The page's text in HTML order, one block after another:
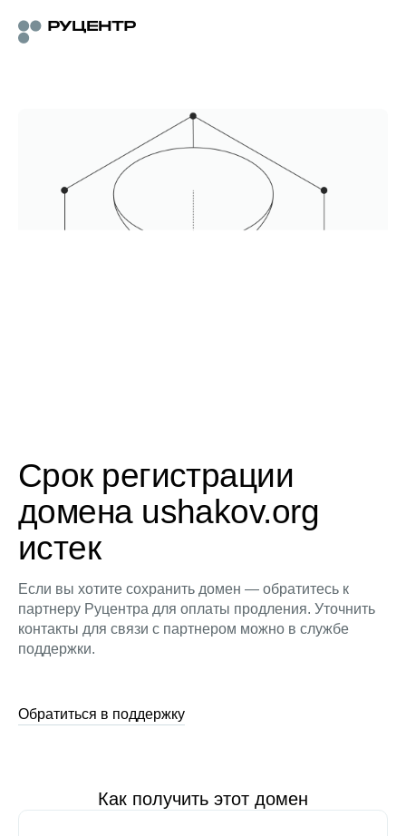
Срок регистрации
домена ushakov.org
истек
Если вы хотите сохранить домен — обратитесь к
партнеру Руцентра для оплаты продления. Уточнить
контакты для связи с партнером можно в службе
поддержки.
Обратиться в поддержку
Как получить этот домен